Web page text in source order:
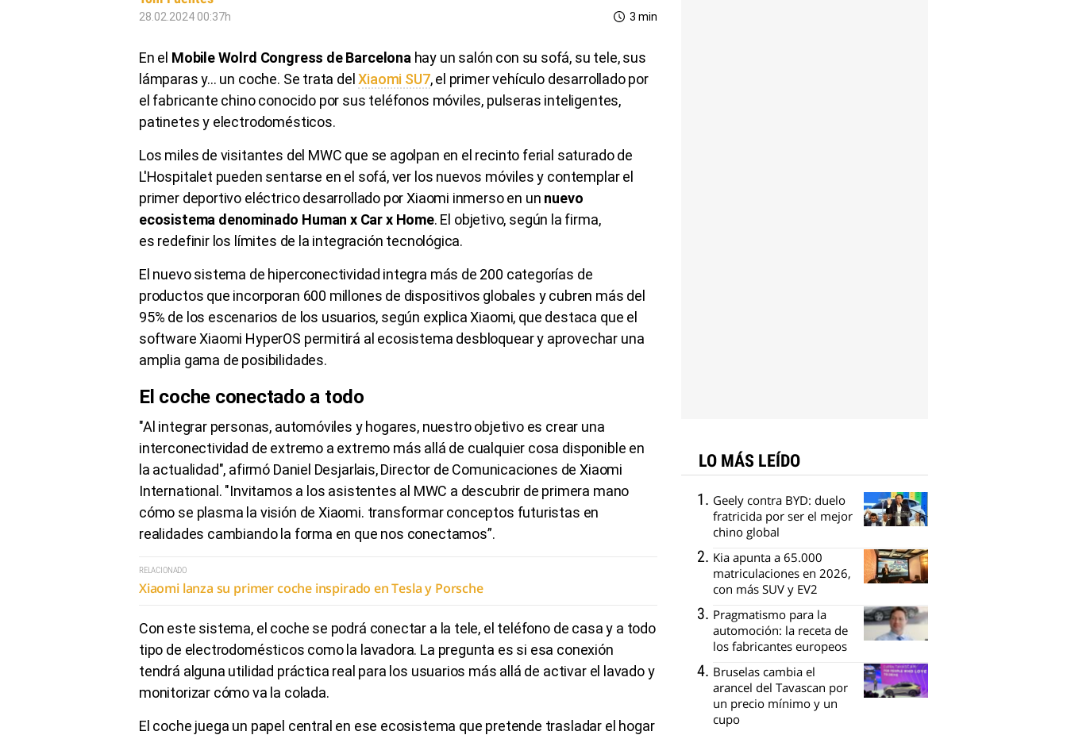
28.02.2024 00:37h 3 min
En el Mobile Wolrd Congress de Barcelona hay un salón con su sofá, su tele, sus
lámparas y... un coche. Se trata delXiaomi SU7, el primer vehículo desarrollado por
el fabricante chino conocido por sus teléfonos móviles, pulseras inteligentes,
patinetes y electrodomésticos.
Los miles de visitantes del MWC que se agolpan en el recinto ferial saturado de
L'Hospitalet pueden sentarse en el sofá, ver los nuevos móviles y contemplar el
primer deportivo eléctrico desarrollado por Xiaomi inmerso en un nuevo
ecosistema denominado Human x Car x Home. El objetivo, según la firma,
es redefinir los límites de la integración tecnológica.
El nuevo sistema de hiperconectividad integra más de 200 categorías de
productos que incorporan 600 millones de dispositivos globales y cubren más del
95% de los escenarios de los usuarios, según explica Xiaomi, que destaca que el
software Xiaomi HyperOS permitirá al ecosistema desbloquear y aprovechar una
amplia gama de posibilidades.
El coche conectado a todo
"Al integrar personas, automóviles y hogares, nuestro objetivo es crear una
interconectividad de extremo a extremo más allá de cualquier cosa disponible en
la actualidad", afirmó Daniel Desjarlais, Director de Comunicaciones de Xiaomi
International. "Invitamos a los asistentes al MWC a descubrir de primera mano
cómo se plasma la visión de Xiaomi. transformar conceptos futuristas en
realidades cambiando la forma en que nos conectamos”.
RELACIONADO
Xiaomi lanza su primer coche inspirado en Tesla y Porsche
Con este sistema, el coche se podrá conectar a la tele, el teléfono de casa y a todo
tipo de electrodomésticos como la lavadora. La pregunta es si esa conexión
tendrá alguna utilidad práctica real para los usuarios más allá de activar el lavado y
monitorizar cómo va la colada.
El coche juega un papel central en ese ecosistema que pretende trasladar el hogar
LO MÁS LEÍDO
Geely contra BYD: duelo
fratricida por ser el mejor
chino global
Kia apunta a 65.000
matriculaciones en 2026,
con más SUV y EV2
Pragmatismo para la
automoción: la receta de
los fabricantes europeos
Bruselas cambia el
arancel del Tavascan por
un precio mínimo y un
cupo